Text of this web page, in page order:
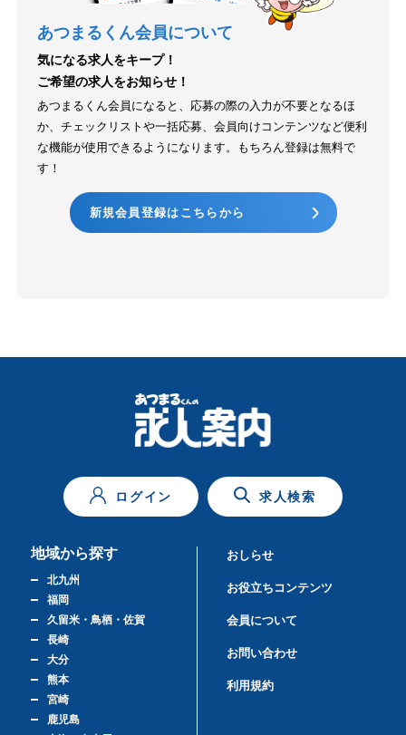
あつまるくん会員について
気になる求人をキープ！
ご希望の求人をお知らせ！
あつまるくん会員になると、応募の際の入力が不要となるほ
か、チェックリストや一括応募、会員向けコンテンツなど便利
な機能が使用できるようになります。もちろん登録は無料で
す！
新規会員登録はこちらから
ログイン 求人検索
地域から探す
北九州
福岡
久留米・鳥栖・佐賀
長崎
大分
熊本
宮崎
鹿児島
おしらせ
お役立ちコンテンツ
会員について
お問い合わせ
利用規約